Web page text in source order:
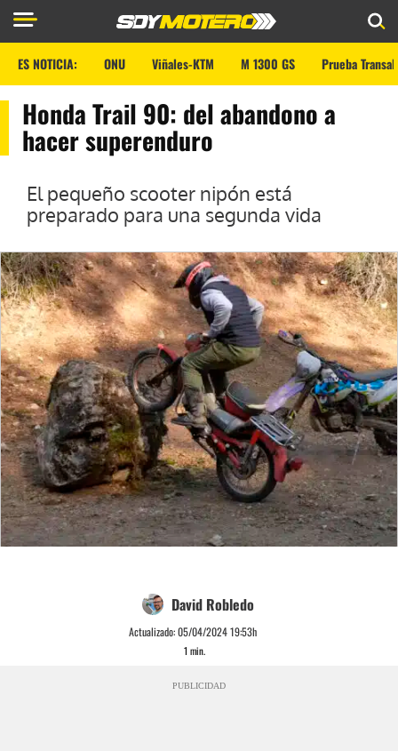
ES NOTICIA: ONU Viñales-KTM M 1300 GS Prueba
Honda Trail 90: del abandono a
hacer superenduro
El pequeño scooter nipón está
preparado para una segunda vida
David Robledo
Actualizado:05/04/2024 19:53h
1 min.
PUBLICIDAD